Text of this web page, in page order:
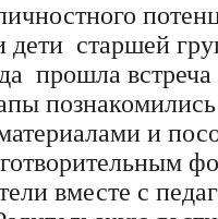
дети старшей
прошла
и
вместе с